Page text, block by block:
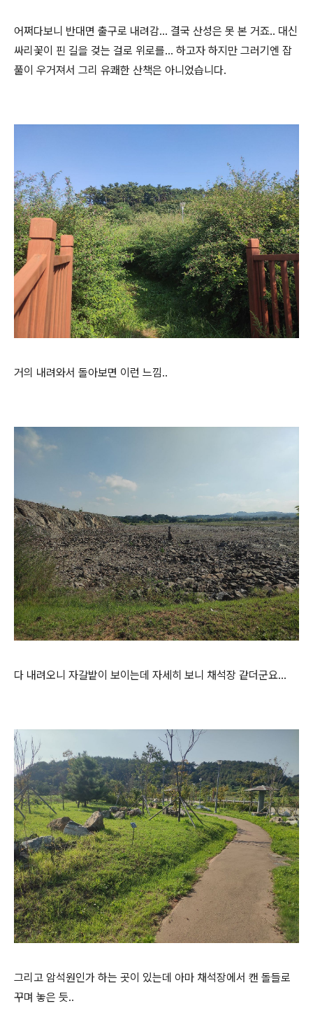
어쩌다보니 반대면 출구로 내려감... 결국 산성은 못 본 거죠.. 대신
싸리꽃이 핀 길을 겆는 걸로 위로를... 하고자 하지만 그러기엔 잡
풀이 우거져서 그리 유쾌한 산책은 아니었습니다.
거의 내려와서 돌아보면 이런 느낌..
다 내려오니 자갈밭이 보이는데 자세히 보니 채석장 같더군요...
그리고 암석원인가 하는 곳이 있는데 아마 채석장에서 캔 돌들로
꾸며 놓은 듯..